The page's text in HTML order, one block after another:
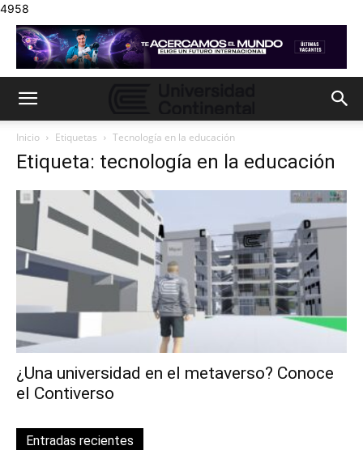
4958
Inicio Etiquetas Tecnología en la educación
Etiqueta: tecnología en la educación
¿Una universidad en el metaverso? Conoce
el Contiverso
Entradas recientes